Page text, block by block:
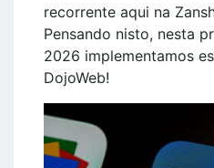
recorrente aqui na
Pensando nisto, nesta
2026 implementamos
DojoWeb!